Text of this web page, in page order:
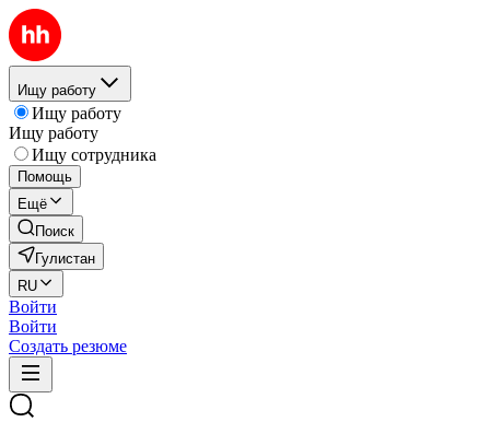
Ищу работу
Ищу работу
Ищу работу
Ищу сотрудника
Помощь
Ещё
Поиск
Гулистан
RU
Войти
Войти
Создать резюме